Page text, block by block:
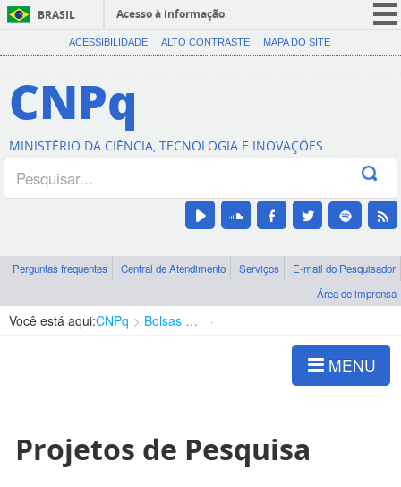
BRASIL
Acesso à informação
CORONAVÍRUS (COVID-19)
Canais
ACESSIBILIDADE ALTO CONTRASTE MAPA DO SITE
CNPq
MINISTÉRIO DA CIÊNCIA, TECNOLOGIA E INOVAÇÕES
Perguntas frequentes Central de Atendimento Serviços
E-mail do Pesquisador
Área de imprensa
Você está aqui:CNPq Bolsas e Auxílios Vigentes
MENU
Projetos de Pesquisa